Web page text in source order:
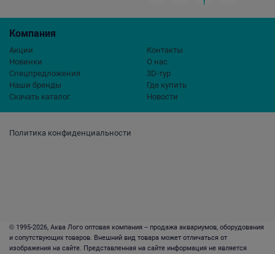
Политика конфиденциальности
Компания
Акции
Новинки
Спецпредложения
Наши бренды
Скачать каталог
Контакты
О нас
3D-тур
Где купить
Новости
© 1995-2026, Аква Лого оптовая компания – продажа аквариумов, оборудования
и сопутствующих товаров. Внешний вид товара может отличаться от
изображения на сайте. Представленная на сайте информация не является